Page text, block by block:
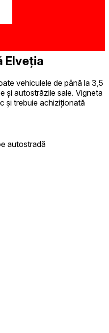
Elveția
vehiculele de până la 3,5
și autostrăzile sale. Vigneta
și trebuie achiziționată
autostradă